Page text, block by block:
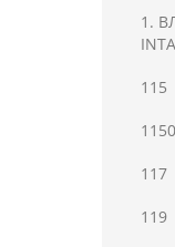
1.
115
117
119